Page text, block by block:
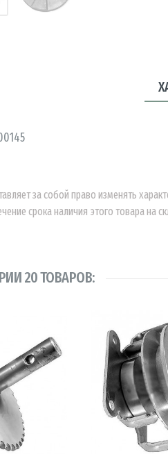
за собой право изменять
срока наличия этого товара на
20 ТОВАРОВ:
В